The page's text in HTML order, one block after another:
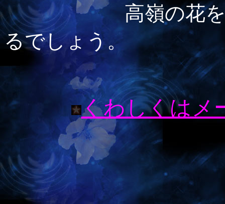
高嶺の花を追い
るでしょう。
くわしくはメ